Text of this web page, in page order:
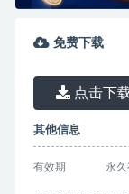
免费下载
点击下
其他信息
有效期 永久